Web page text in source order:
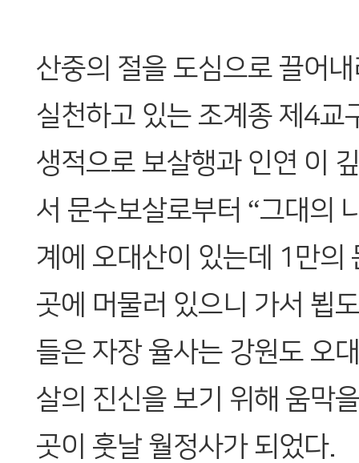
산중의 절을 도심으로 끌어
실천하고 있는 조계종 제4교
생적으로 보살행과 인연 이
서 문수보살로부터 “그대의
계에 오대산이 있는데 1만의
곳에 머물러 있으니 가서 뵙
들은 자장 율사는 강원도 오
살의 진신을 보기 위해 움막
곳이 훗날 월정사가 되었다.